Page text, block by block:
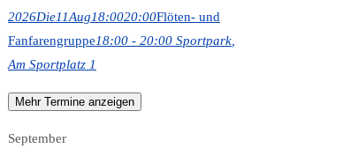
2026Die11Aug18:0020:00Flöten- und
Fanfarengruppe18:00 - 20:00 Sportpark
Am Sportplatz 1
Mehr Termine anzeigen
September